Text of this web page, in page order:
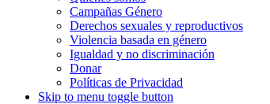
Campañas Género
Derechos sexuales y reproductivos
Violencia basada en género
Igualdad y no discriminación
Donar
Políticas de Privacidad
Skip to menu toggle button